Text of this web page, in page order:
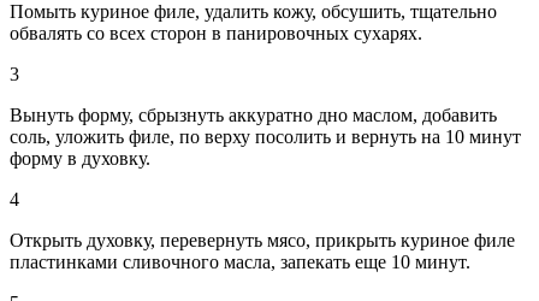
Помыть куриное филе, удалить кожу, обсушить, тщательно
обвалять со всех сторон в панировочных сухарях.
3
Вынуть форму, сбрызнуть аккуратно дно маслом, добавить
соль, уложить филе, по верху посолить и вернуть на 10 минут
форму в духовку.
4
Открыть духовку, перевернуть мясо, прикрыть куриное филе
пластинками сливочного масла, запекать еще 10 минут.